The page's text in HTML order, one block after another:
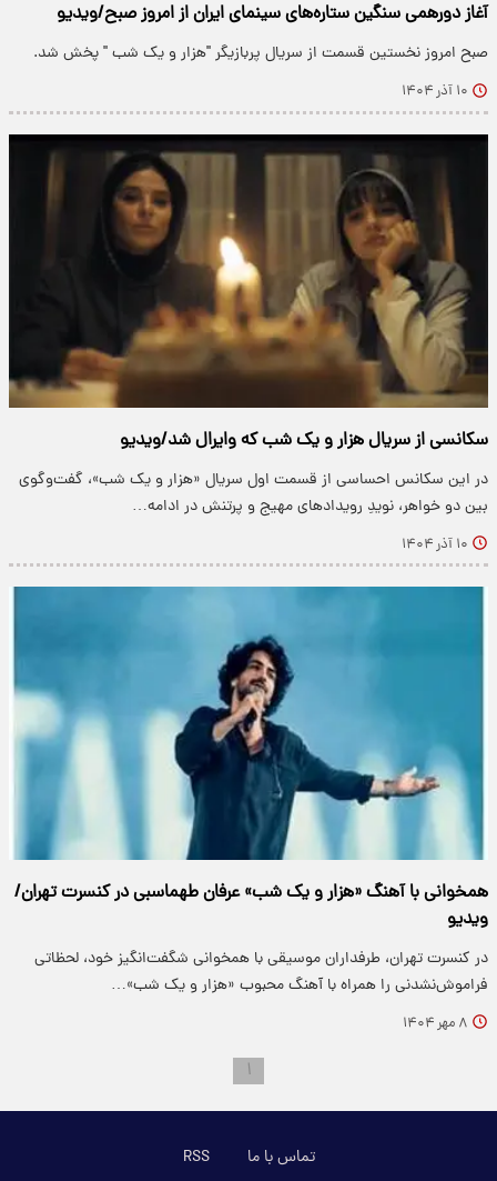
آغاز دورهمی سنگین ستاره‌های سینمای ایران از امروز صبح/ویدیو
صبح امروز نخستین قسمت از سریال پربازیگر "هزار و یک شب " پخش شد.
۱۰ آذر ۱۴۰۴
سکانسی از سریال هزار و یک شب که وایرال شد/ویدیو
در این سکانس احساسی از قسمت اول سریال «هزار و یک شب»، گفت‌وگوی
بین دو خواهر، نویدِ رویدادهای مهیج و پرتنش در ادامه…
۱۰ آذر ۱۴۰۴
همخوانی با آهنگ «هزار و یک شب» عرفان طهماسبی در کنسرت تهران/
ویدیو
در کنسرت تهران، طرفداران موسیقی با همخوانی شگفت‌انگیز خود، لحظاتی
فراموش‌نشدنی را همراه با آهنگ محبوب «هزار و یک شب»…
۸ مهر ۱۴۰۴
۱
تماس با ما RSS